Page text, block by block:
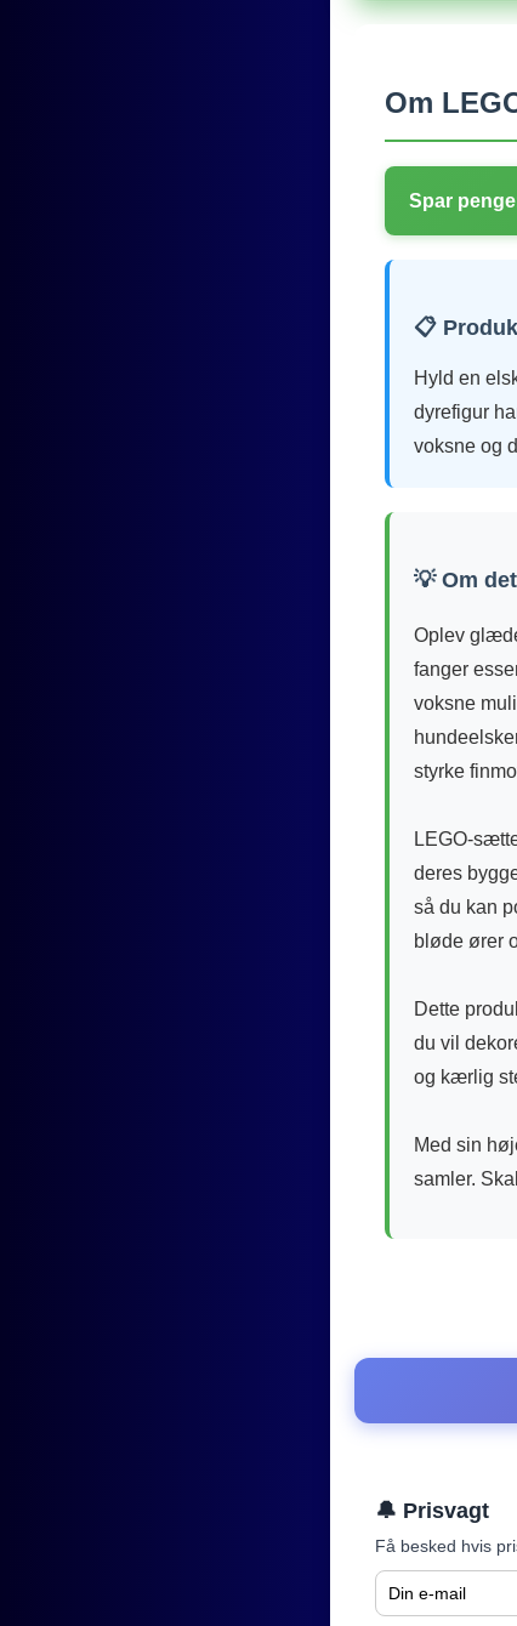
Om
Spar
📋
Hyld en
dyrefigur
voksne og
💡 Om
Oplev
fanger
voksne
styrke
LEGO-
deres
så du kan
bløde ører
Dette
du vil
og kærlig
Med sin
samler.
🔔 Prisvagt
Få besked hvis